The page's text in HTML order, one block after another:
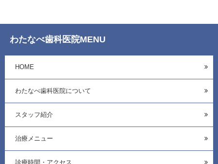
わたなべ歯科医院MENU
HOME
わたなべ歯科医院について
スタッフ紹介
治療メニュー
診療時間・アクセス